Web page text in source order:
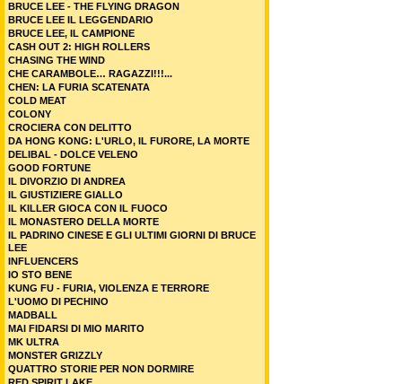
BRUCE LEE - THE FLYING DRAGON
BRUCE LEE IL LEGGENDARIO
BRUCE LEE, IL CAMPIONE
CASH OUT 2: HIGH ROLLERS
CHASING THE WIND
CHE CARAMBOLE… RAGAZZI!!!...
CHEN: LA FURIA SCATENATA
COLD MEAT
COLONY
CROCIERA CON DELITTO
DA HONG KONG: L'URLO, IL FURORE, LA MORTE
DELIBAL - DOLCE VELENO
GOOD FORTUNE
IL DIVORZIO DI ANDREA
IL GIUSTIZIERE GIALLO
IL KILLER GIOCA CON IL FUOCO
IL MONASTERO DELLA MORTE
IL PADRINO CINESE E GLI ULTIMI GIORNI DI BRUCE
LEE
INFLUENCERS
IO STO BENE
KUNG FU - FURIA, VIOLENZA E TERRORE
L'UOMO DI PECHINO
MADBALL
MAI FIDARSI DI MIO MARITO
MK ULTRA
MONSTER GRIZZLY
QUATTRO STORIE PER NON DORMIRE